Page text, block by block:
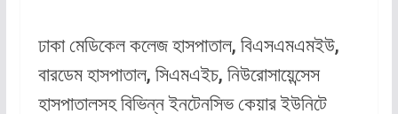
ঢাকা মেডিকেল কলেজ হাসপাতাল, বিএসএমএমইউ,
বারডেম হাসপাতাল, সিএমএইচ, নিউরোসায়েন্সেস
হাসপাতালসহ বিভিন্ন ইনটেনসিভ কেয়ার ইউনিটে